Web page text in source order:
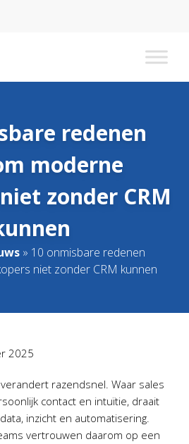
redenen
moderne
zonder CRM
» 10 onmisbare redenen
niet zonder CRM kunnen
2025
razendsnel. Waar sales
contact en intuïtie, draait
inzicht en automatisering.
vertrouwen daarom op een